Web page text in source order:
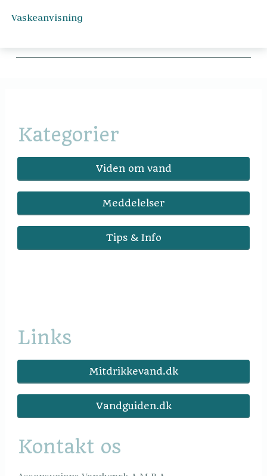
Vaskeanvisning
Kategorier
Viden om vand
Meddelelser
Tips & Info
Links
Mitdrikkevand.dk
Vandguiden.dk
Kontakt os